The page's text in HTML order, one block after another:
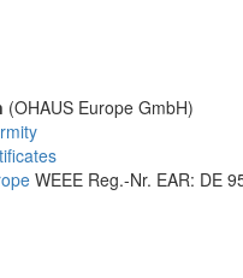
(OHAUS Europe GmbH)
WEEE Reg.-Nr. EAR: DE